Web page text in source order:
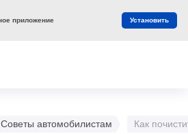
Советы автомобилистам Как
приложение Установить